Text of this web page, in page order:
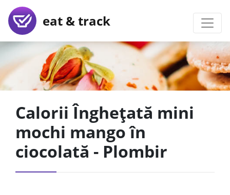
eat & track
Calorii Înghețată mini
mochi mango în
ciocolată - Plombir